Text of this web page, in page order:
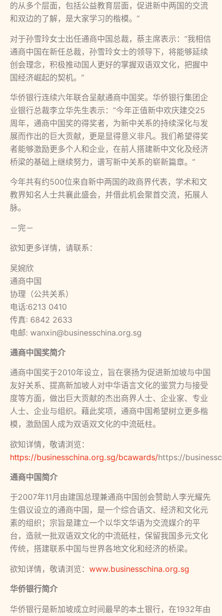
的从多个层面，包括公益教育层面，促进新中两国的交流
和双边的了解，是大家学习的楷模。”
对于孙雪玲女士出任通商中国总裁，蔡主席表示：“我相信
通商中国在新任总裁，孙雪玲女士的领导下，将能够延续
创会理念，积极推动国人更好的掌握双语双文化，把握中
国经济崛起的契机。”
华侨银行连续六年联合呈献通商中国奖。华侨银行集团企
业银行总裁李立华先生表示：“今年正值新中欢庆建交25
周年，通商中国奖的得奖者，为新中关系的持续深化与发
展而作出的巨大贡献，更是显得意义非凡。我们希望得奖
者能够激励更多个人和企业，在前人搭建新中文化及经济
桥梁的基础上继续努力，谱写新中关系的崭新篇章。”
今年共有约500位来自新中两国的政商界代表，学术和文
教界知名人士共襄此盛会，并借此机会聚首交流，拓展人
脉。
－完－
欲知更多详情，请联系：
吴婉欣
通商中国
协理（公共关系）
电话:6213 0410
传真: 6842 2633
电邮: wanxin@businesschina.org.sg
通商中国奖简介
通商中国奖于2010年设立，旨在褒扬为促进新加坡与中国
友好关系、提高新加坡人对中华语言文化的鉴赏力与接受
度等方面，做出巨大贡献的杰出商界人士、企业家、专业
人士、企业与组织。藉此奖项，通商中国希望树立更多楷
模，激励国人成为双语双文化的中流砥柱。
欲知详情，敬请浏览：
https://businesschina.org.sg/bcawards/https://
通商中国简介
于2007年11月由建国总理兼通商中国创会赞助人李光耀先
生倡议设立的通商中国，是一个综合语文、经济和文化元
素的组织；宗旨是建立一个以华文华语为交流媒介的平
台，造就一批双语双文化的中流砥柱，保留我国多元文化
传统，搭建联系中国与世界各地文化和经济的桥梁。
欲知详情，敬请浏览： www.businesschina.org.sg
华侨银行简介
华侨银行是新加坡成立时间最早的本土银行，在1932年由